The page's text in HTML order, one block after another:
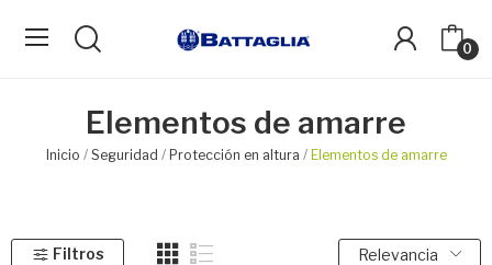
0
Elementos de amarre
Inicio Seguridad Protección en altura Elementos de amarre
Filtros Relevancia